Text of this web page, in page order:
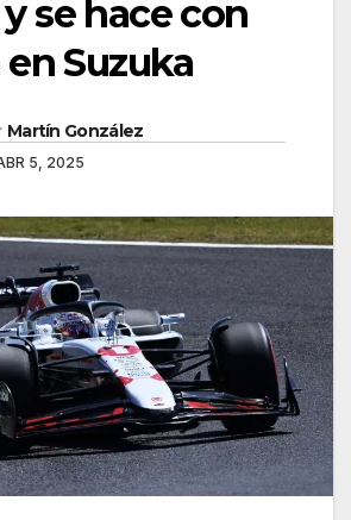
se hace con
Suzuka
Martín González
5, 2025